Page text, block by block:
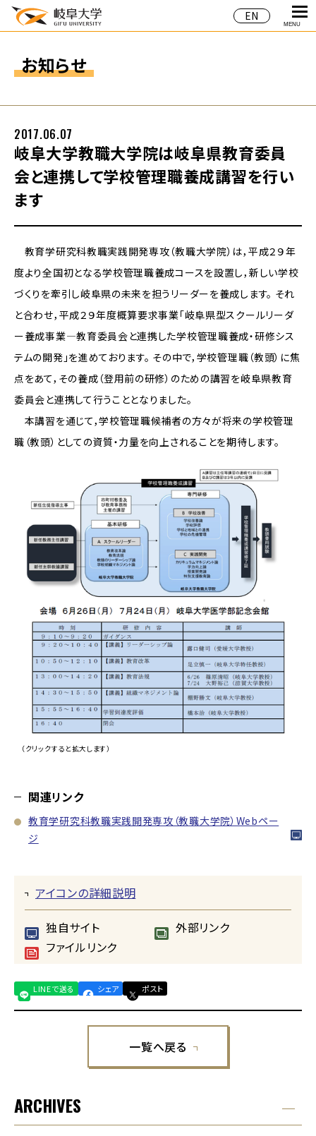
EN
MENU
お知らせ
岐阜大学教職大学院は岐阜県教育委員
会と連携して学校管理職養成講習を行い
ます
2017.06.07
教育学研究科教職実践開発専攻（教職大学院）は，平成２９年
度より全国初となる学校管理職養成コースを設置し，新しい学校
づくりを牽引し岐阜県の未来を担うリーダーを養成します。 それ
と合わせ，平成２９年度概算要求事業「岐阜県型スクールリーダ
ー養成事業―教育委員会と連携した学校管理職養成・研修シス
テムの開発」を進めております。 その中で，学校管理職（教頭）に焦
点をあて，その養成（登用前の研修）のための講習を岐阜県教育
委員会と連携して行うこととなりました。
本講習を通じて，学校管理職候補者の方々が将来の学校管理
職（教頭）としての資質・力量を向上されることを期待します。
（クリックすると拡大します）
関連リンク
教育学研究科教職実践開発専攻（教職大学院）Webペー
ジ
アイコンの詳細説明
独自サイト
外部リンク
ファイルリンク
LINEで送る シェア ポスト
一覧へ戻る
ARCHIVES